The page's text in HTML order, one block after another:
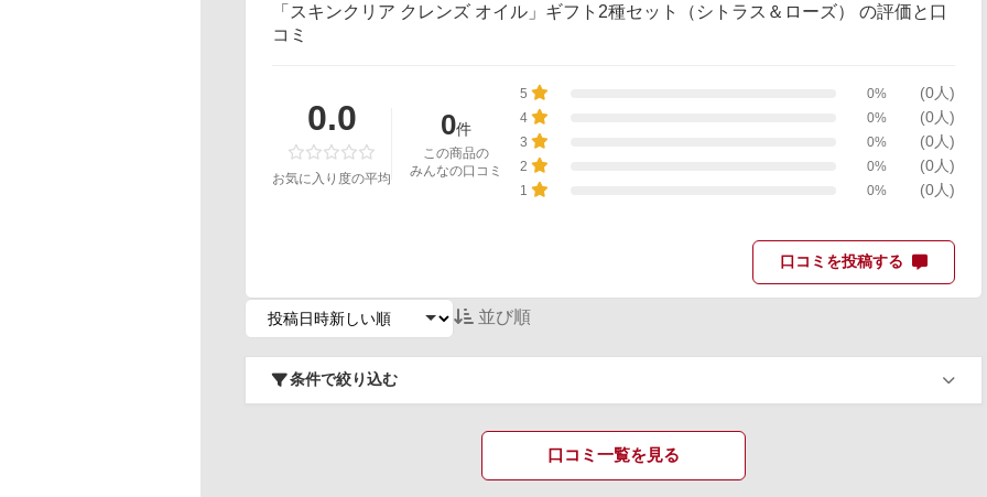
「スキンクリア クレンズ オイル」ギフト2種セット（シトラス＆ローズ） の評価と口
コミ
0.0
お気に入り度の平均
0件
この商品の
みんなの口コミ
5 0% (0人)
4 0% (0人)
3 0% (0人)
2 0% (0人)
1 0% (0人)
口コミを投稿する
並び順
条件で絞り込む
口コミ一覧を見る